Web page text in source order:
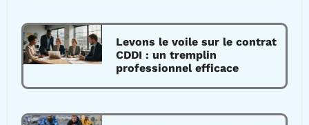
Levons le voile sur le contrat
CDDI : un tremplin
professionnel efficace